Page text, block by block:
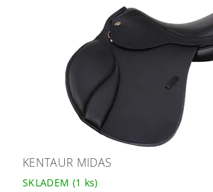
KENTAUR MIDAS
SKLADEM (1 ks)